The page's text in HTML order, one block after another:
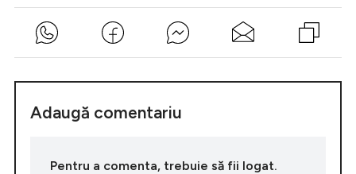
Adaugă comentariu
Pentru a comenta, trebuie să fii logat.